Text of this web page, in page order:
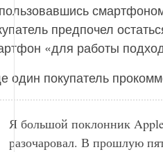
предпочел
«для работы
один покупатель
Я большой поклонник
разочаровал. В прошлую